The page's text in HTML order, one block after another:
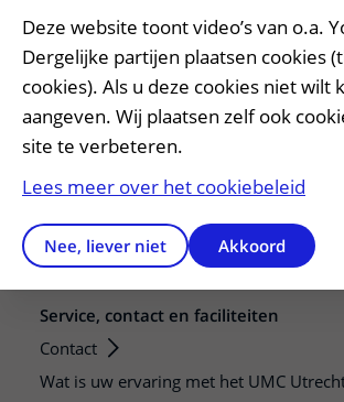
Researchers
Research technologies
Verwijzers
Teleconsult aanvragen
Diagnostiek aanvragen
Zorgverlenersportaal
Service, contact en faciliteiten
Contact
Wat is uw ervaring met het UMC
Deze website toont video’s van o.a.
Dergelijke partijen plaatsen cookies
cookies). Als u deze cookies niet wilt
aangeven. Wij plaatsen zelf ook
site te verbeteren.
Lees meer over het cookiebeleid
Nee, liever niet Akkoord